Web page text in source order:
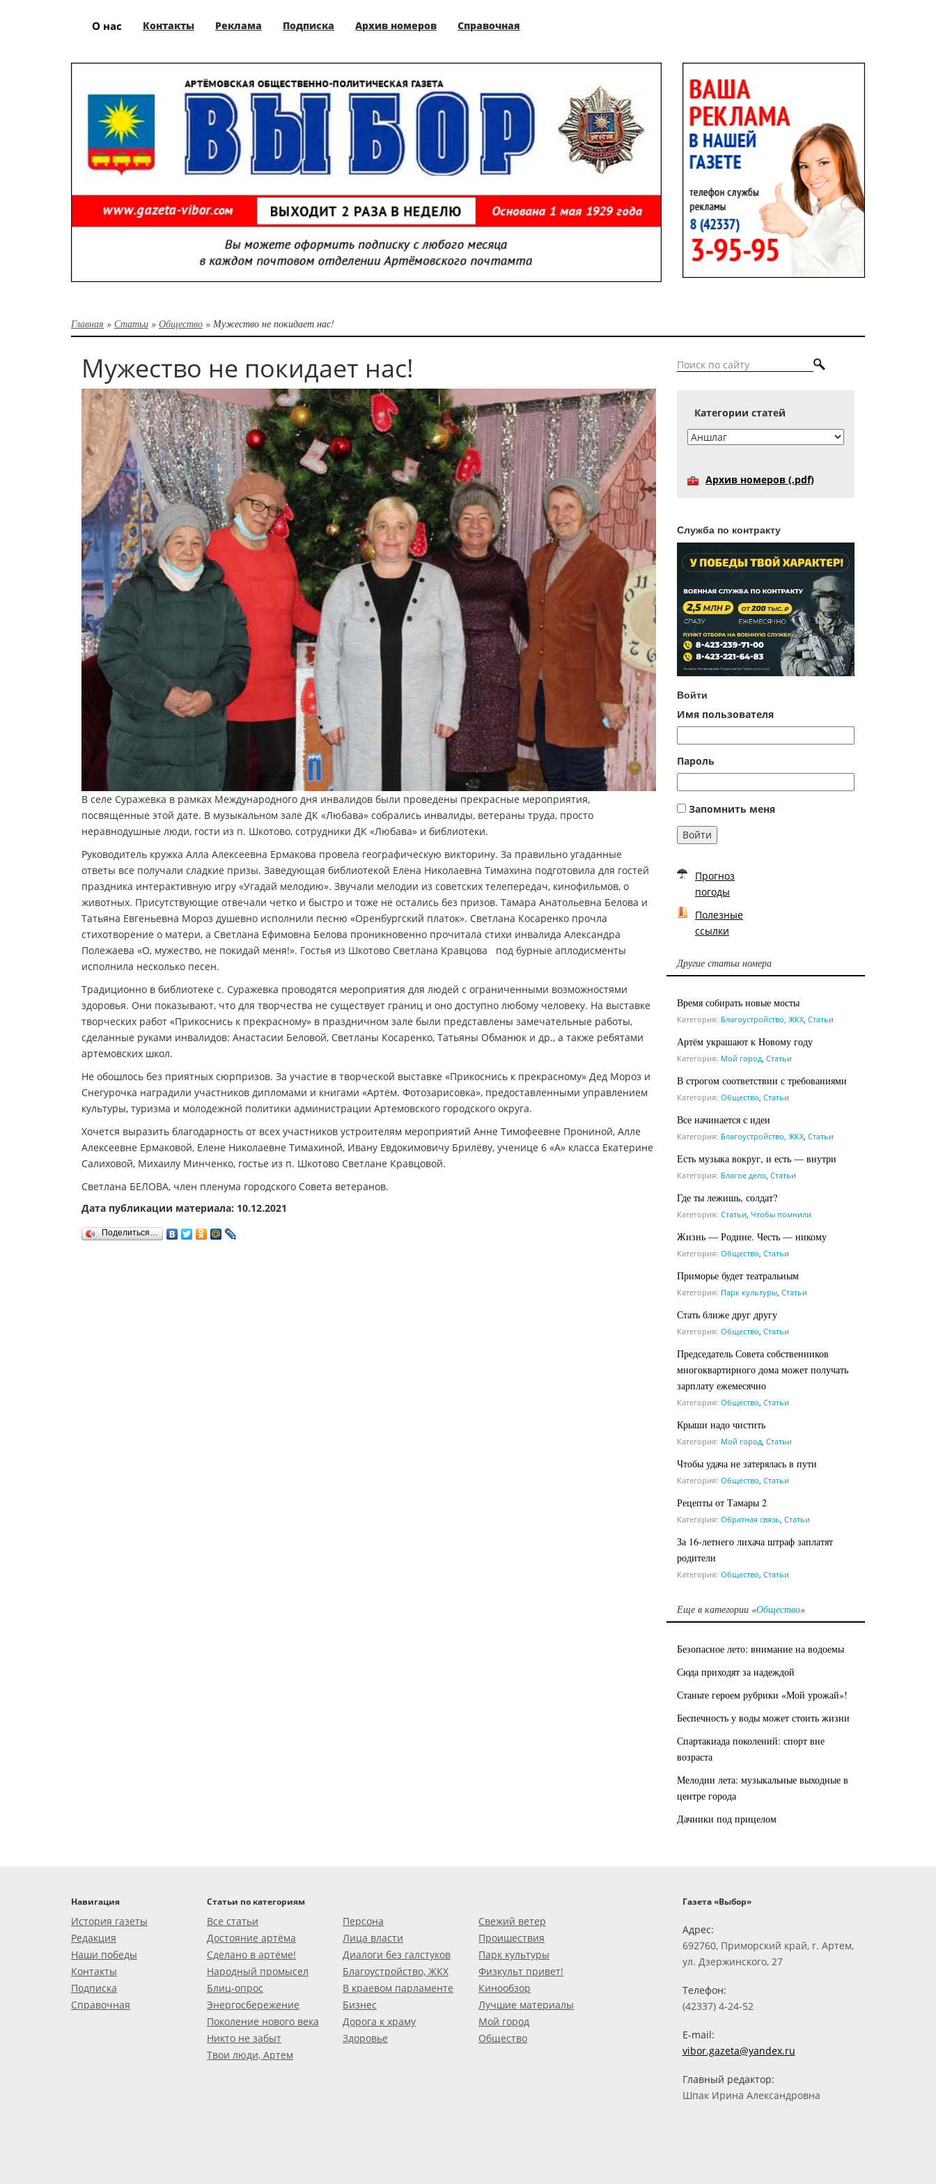
О нас Контакты Реклама Подписка Архив номеров Справочная
Главная » Статьи » Общество » Мужество не покидает нас!
Мужество не покидает нас!
В селе Суражевка в рамках Международного дня инвалидов были проведены прекрасные мероприятия,
посвященные этой дате. В музыкальном зале ДК «Любава» собрались инвалиды, ветераны труда, просто
неравнодушные люди, гости из п. Шкотово, сотрудники ДК «Любава» и библиотеки.
Руководитель кружка Алла Алексеевна Ермакова провела географическую викторину. За правильно угаданные
ответы все получали сладкие призы. Заведующая библиотекой Елена Николаевна Тимахина подготовила для гостей
праздника интерактивную игру «Угадай мелодию». Звучали мелодии из советских телепередач, кинофильмов, о
животных. Присутствующие отвечали четко и быстро и тоже не остались без призов. Тамара Анатольевна Белова и
Татьяна Евгеньевна Мороз душевно исполнили песню «Оренбургский платок». Светлана Косаренко прочла
стихотворение о матери, а Светлана Ефимовна Белова проникновенно прочитала стихи инвалида Александра
Полежаева «О, мужество, не покидай меня!». Гостья из Шкотово Светлана Кравцова под бурные аплодисменты
исполнила несколько песен.
Традиционно в библиотеке с. Суражевка проводятся мероприятия для людей с ограниченными возможностями
здоровья. Они показывают, что для творчества не существует границ и оно доступно любому человеку. На выставке
творческих работ «Прикоснись к прекрасному» в праздничном зале были представлены замечательные работы,
сделанные руками инвалидов: Анастасии Беловой, Светланы Косаренко, Татьяны Обманюк и др., а также ребятами
артемовских школ.
Не обошлось без приятных сюрпризов. За участие в творческой выставке «Прикоснись к прекрасному» Дед Мороз и
Снегурочка наградили участников дипломами и книгами «Артём. Фотозарисовка», предоставленными управлением
культуры, туризма и молодежной политики администрации Артемовского городского округа.
Хочется выразить благодарность от всех участников устроителям мероприятий Анне Тимофеевне Прониной, Алле
Алексеевне Ермаковой, Елене Николаевне Тимахиной, Ивану Евдокимовичу Брилёву, ученице 6 «А» класса Екатерине
Салиховой, Михаилу Минченко, гостье из п. Шкотово Светлане Кравцовой.
Светлана БЕЛОВА, член пленума городского Совета ветеранов.
Дата публикации материала: 10.12.2021
Поделиться…
Категории статей
Архив номеров (.pdf)
Служба по контракту
Войти
Имя пользователя
Пароль
Запомнить меня
Войти
Прогноз
погоды
Полезные
ссылки
Другие статьи номера
Время собирать новые мосты
Категория: Благоустройство, ЖКХ Статьи
Артём украшают к Новому году
Категория: Мой город Статьи
В строгом соответствии с требованиями
Категория: Общество Статьи
Все начинается с идеи
Категория: Благоустройство, ЖКХ Статьи
Есть музыка вокруг, и есть — внутри
Категория: Благое дело Статьи
Где ты лежишь, солдат?
Категория: Статьи Чтобы помнили
Жизнь — Родине. Честь — никому
Категория: Общество Статьи
Приморье будет театральным
Категория: Парк культуры Статьи
Стать ближе друг другу
Категория: Общество Статьи
Председатель Совета собственников
многоквартирного дома может получать
зарплату ежемесячно
Категория: Общество Статьи
Крыши надо чистить
Категория: Мой город Статьи
Чтобы удача не затерялась в пути
Категория: Общество Статьи
Рецепты от Тамары 2
Категория: Обратная связь Статьи
За 16-летнего лихача штраф заплатят
родители
Категория: Общество Статьи
Еще в категории «Общество»
Безопасное лето: внимание на водоемы
Сюда приходят за надеждой
Станьте героем рубрики «Мой урожай»!
Беспечность у воды может стоить жизни
Спартакиада поколений: спорт вне
возраста
Мелодии лета: музыкальные выходные в
центре города
Дачники под прицелом
Навигация
История газеты
Редакция
Наши победы
Контакты
Подписка
Справочная
Статьи по категориям
Все статьи
Достояние артёма
Сделано в артёме!
Народный промысел
Блиц-опрос
Энергосбережение
Поколение нового века
Никто не забыт
Твои люди, Артем
Персона
Лица власти
Диалоги без галстуков
Благоустройство, ЖКХ
В краевом парламенте
Бизнес
Дорога к храму
Здоровье
Свежий ветер
Проишествия
Парк культуры
Физкульт привет!
Кинообзор
Лучшие материалы
Мой город
Общество
Газета «Выбор»
Адрес:
692760, Приморский край, г. Артем,
ул. Дзержинского, 27
Телефон:
(42337) 4-24-52
E-mail:
vibor.gazeta@yandex.ru
Главный редактор:
Шпак Ирина Александровна